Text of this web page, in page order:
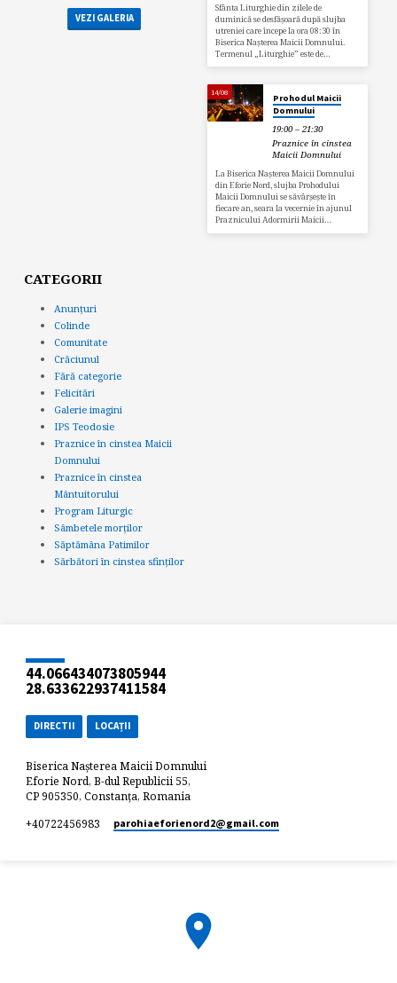
VEZI GALERIA
Sfânta Liturghie din zilele de
duminică se desfășoară după slujba
utreniei care începe la ora 08:30 în
Biserica Nașterea Maicii Domnului.
Termenul „Liturghie” este de…
14/08
Prohodul Maicii
Domnului
19:00 – 21:30
Praznice în cinstea
Maicii Domnului
La Biserica Nașterea Maicii Domnului
din Eforie Nord, slujba Prohodului
Maicii Domnului se săvârșește în
fiecare an, seara la vecernie în ajunul
Praznicului Adormirii Maicii…
CATEGORII
Anunțuri
Colinde
Comunitate
Crăciunul
Fără categorie
Felicitări
Galerie imagini
IPS Teodosie
Praznice în cinstea Maicii
Domnului
Praznice în cinstea
Mântuitorului
Program Liturgic
Sâmbetele morților
Săptămâna Patimilor
Sărbători în cinstea sfinților
44.066434073805944
28.633622937411584
DIRECTII LOCAȚII
Biserica Nașterea Maicii Domnului
Eforie Nord, B-dul Republicii 55,
CP 905350, Constanța, Romania
+40722456983
parohiaeforienord2​@gmail.com